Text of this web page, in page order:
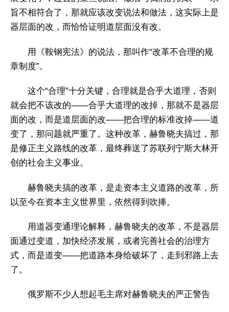
旨不相符合了，那就应该改变说法和做法，这实际上是
器层面的改，而恰恰证明道层面没有改。
用《鞍钢宪法》的说法，那叫作“改革不合理的规
章制度”。
这个“合理”十分关键，合理就是合乎大道理，否则
就会把不该改的——合乎大道理的改掉，那就不是器层
面的改，而是道层面的改——把合理的标准改掉——道
变了，那问题就严重了。这种改革，赫鲁晓夫搞过，那
是修正主义路线的改革，最终葬送了苏联列宁斯大林开
创的社会主义事业。
赫鲁晓夫搞的改革，是走资本主义道路的改革，所
以至今在资本主义世界里，依然得到吹捧。
用道器变通理论解释，赫鲁晓夫的改革，不是器层
面通过变道，加快经济发展，或者完善社会的治理方
式，而是道变——把道路本身给破坏了，走到邪路上去
了。
俄罗斯不少人想起毛主席对赫鲁晓夫的严正警告